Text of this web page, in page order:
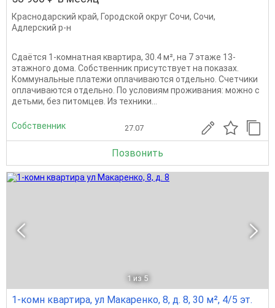
Краснодарский край, Городской округ Сочи, Сочи,
Адлерский р-н
Сдаётся 1-комнатная квартира, 30.4 м², на 7 этаже 13-
этажного дома. Собственник присутствует на показах.
Коммунальные платежи оплачиваются отдельно. Счетчики
оплачиваются отдельно. По условиям проживания: можно с
детьми, без питомцев. Из техники...
Собственник 27.07
Позвонить
1 из 5
1-комн квартира, ул Макаренко, 8, д. 8, 30 м², 4/5 эт.